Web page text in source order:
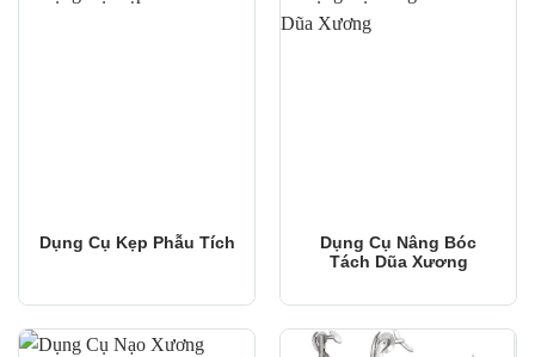
Dụng Cụ Kẹp Phẫu Tích
Dụng Cụ Nâng Bóc
Tách Dũa Xương